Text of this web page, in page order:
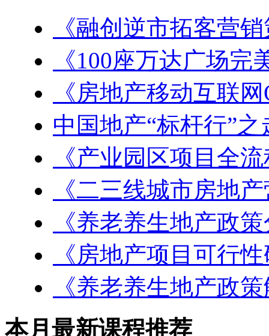
《融创逆市拓客营
《100座万达广场
《房地产移动互联
中国地产“标杆行”
《产业园区项目全
《二三线城市房地
《养老养生地产政
《房地产项目可行
《养老养生地产政
本月最新课程推荐